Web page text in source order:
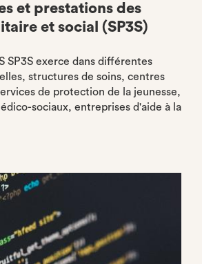
et prestations des
et social (SP3S)
SP3S exerce dans différentes
structures de soins, centres
de protection de la jeunesse,
sociaux, entreprises d'aide à la